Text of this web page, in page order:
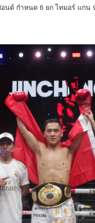
นด์ กำหนด 6 ยก ไทมอร์ แก